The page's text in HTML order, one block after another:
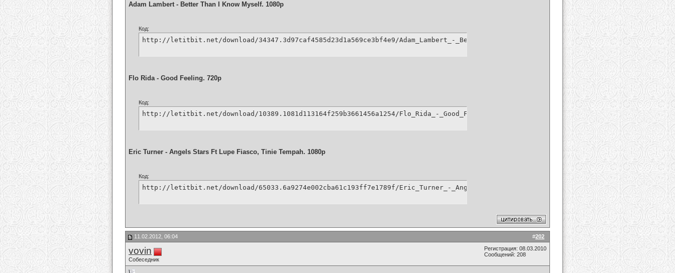
Adam Lambert - Better Than I Know Myself. 1080p
Код:
http://letitbit.net/download/34347.3d97caf4585d23d1a569ce3bf4e9/Adam_Lambert_-_Better_Than_I_Know_Myself.mp4.html
Flo Rida - Good Feeling. 720p
Код:
http://letitbit.net/download/10389.1081d113164f259b3661456a1254/Flo_Rida_-_Good_Feeling.mp4.html
Eric Turner - Angels Stars Ft Lupe Fiasco, Tinie Tempah. 1080p
Код:
http://letitbit.net/download/65033.6a9274e002cba61c193ff7e1789f/Eric_Turner_-_Angels___Stars_ft._Lupe_Fiasco_Tinie_Tempah.mp4.html
#202
11.02.2012, 06:04
vovin
Собеседник
Регистрация: 08.03.2010
Сообщений: 208